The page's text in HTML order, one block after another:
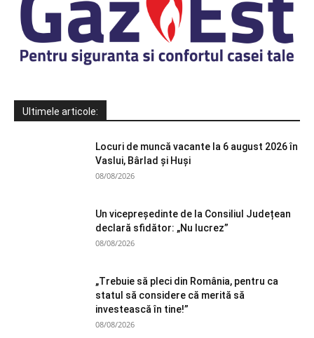
Ultimele articole:
Locuri de muncă vacante la 6 august 2026 în
Vaslui, Bârlad și Huși
08/08/2026
Un vicepreședinte de la Consiliul Județean
declară sfidător: „Nu lucrez”
08/08/2026
„Trebuie să pleci din România, pentru ca
statul să considere că merită să
investească în tine!”
08/08/2026